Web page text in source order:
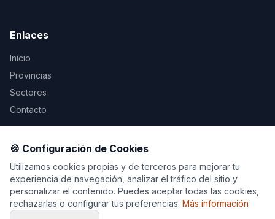
Enlaces
Inicio
Provincias
Sectores
Contacto
Legal
Aviso Legal
Privacidad
Cookies
🍪 Configuración de Cookies
Utilizamos cookies propias y de terceros para mejorar tu
experiencia de navegación, analizar el tráfico del sitio y
personalizar el contenido. Puedes aceptar todas las cookies,
rechazarlas o configurar tus preferencias. Más información